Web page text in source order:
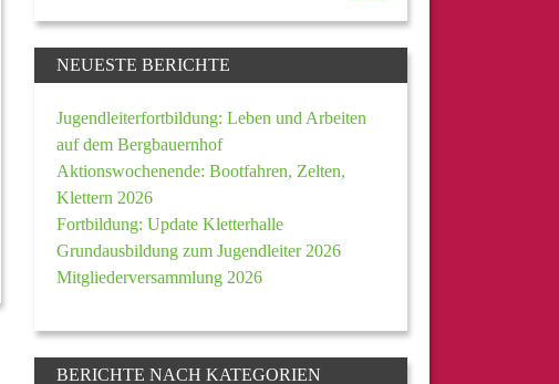
NEUESTE BERICHTE
Jugendleiterfortbildung: Leben und Arbeiten
auf dem Bergbauernhof
Aktionswochenende: Bootfahren, Zelten,
Klettern 2026
Fortbildung: Update Kletterhalle
Grundausbildung zum Jugendleiter 2026
Mitgliederversammlung 2026
BERICHTE NACH KATEGORIEN